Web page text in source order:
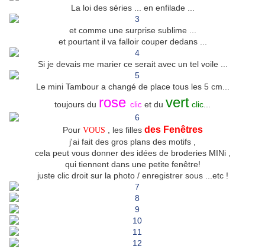
La loi des séries ... en enfilade ...
et comme une surprise sublime ...
et pourtant il va falloir couper dedans ...
Si je devais me marier ce serait avec un tel voile ...
Le mini Tambour a changé de place tous les 5 cm...
toujours du rose clic et du vert clic
Pour VOUS , les filles des Fenêtres
j'ai fait des gros plans des motifs ,
cela peut vous donner des idées de broderies MINi ,
qui tiennent dans une petite fenêtre!
juste clic droit sur la photo / enregistrer sous ...etc !